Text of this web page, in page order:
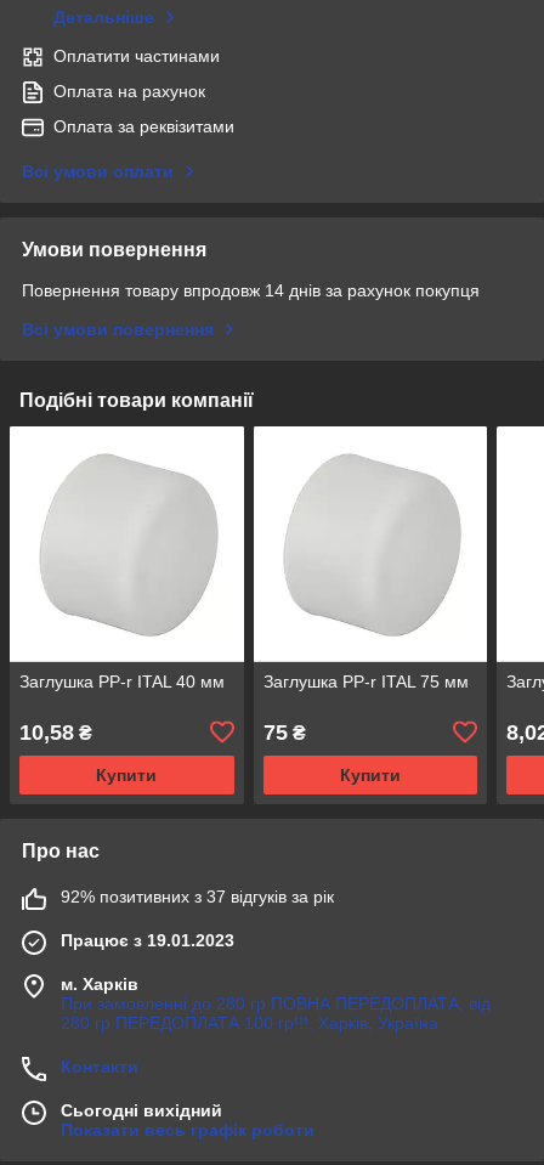
Детальніше
Оплатити частинами
Оплата на рахунок
Оплата за реквізитами
Всі умови оплати
Умови повернення
Повернення товару впродовж 14 днів за рахунок покупця
Всі умови повернення
Подібні товари компанії
Заглушка PP-r ITAL 40 мм
10,58 ₴
Купити
Заглушка PP-r ITAL 75 мм
75₴
Купити
Про нас
92% позитивних з 37 відгуків за рік
Працює з 19.01.2023
м. Харків
При замовленні до 280 гр ПОВНА ПЕРЕДОПЛАТА, від
280 гр ПЕРЕДОПЛАТА 100 гр!!!, Харків, Україна
Контакти
Сьогодні вихідний
Показати весь графік роботи